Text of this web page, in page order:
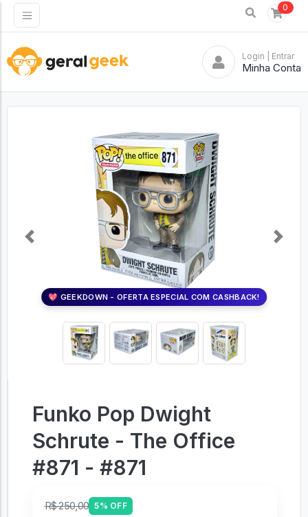
0
Login | Entrar
Minha Conta
💖 GEEKDOWN - OFERTA ESPECIAL COM CASHBACK!
Previous Next
Funko Pop Dwight
Schrute - The Office
#871 - #871
R$ 250,00 5% OFF